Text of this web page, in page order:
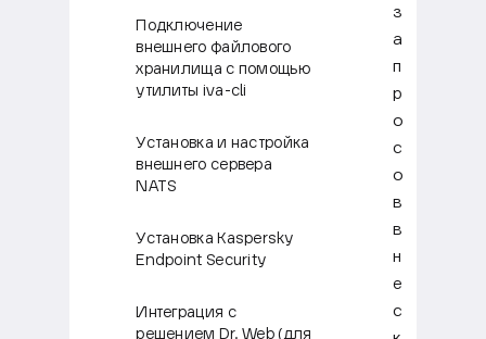
Подключение
внешнего файлового
хранилища с помощью
утилиты iva-cli
Установка и настройка
внешнего сервера
NATS
Установка Kaspersky
Endpoint Security
Интеграция с
решением Dr. Web (для
з
а
п
р
о
с
о
в
в
н
е
с